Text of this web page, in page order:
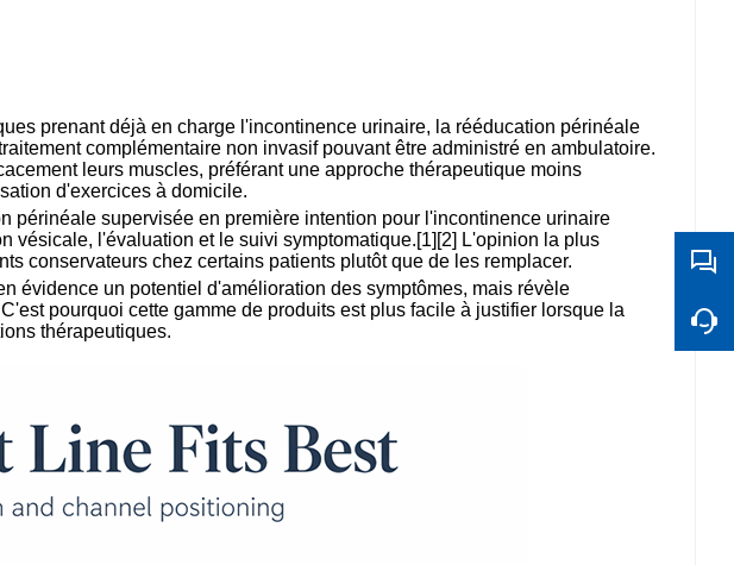
prenant déjà en charge l'incontinence urinaire, la rééducation périnéale
complémentaire non invasif pouvant être administré en ambulatoire.
leurs muscles, préférant une approche thérapeutique moins
d'exercices à domicile.
supervisée en première intention pour l'incontinence urinaire
vésicale, l'évaluation et le suivi symptomatique.[1][2] L'opinion la plus
conservateurs chez certains patients plutôt que de les remplacer.
évidence un potentiel d'amélioration des symptômes, mais révèle
pourquoi cette gamme de produits est plus facile à justifier lorsque la
thérapeutiques.